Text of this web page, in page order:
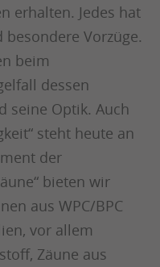
erhalten. Jedes hat
Vorzüge.
beim
dessen
seine Optik. Auch
steht heute an
der
bieten wir
aus WPC/BPC
vor allem
Zäune aus